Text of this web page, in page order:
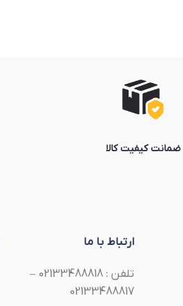
ضمانت کیفیت کالا
ارتباط با ما
تلفن : 02133488818 –
02133488817